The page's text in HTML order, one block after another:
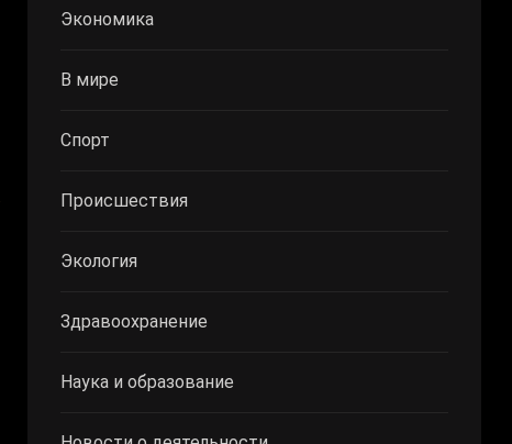
Экономика
В мире
Спорт
Происшествия
Экология
Здравоохранение
Наука и образование